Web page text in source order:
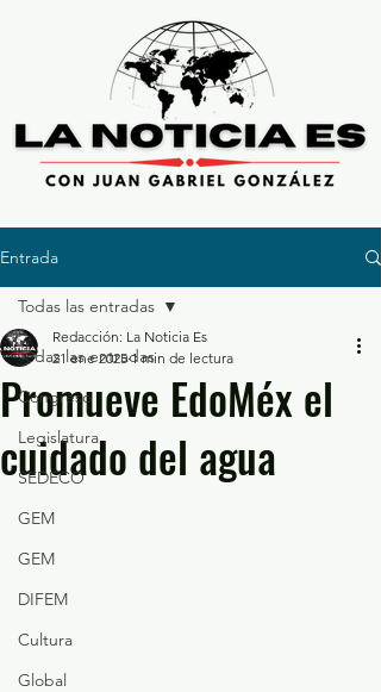
Entrada
Todas las entradas
Congreso
Legislatura
SEDECO
GEM
GEM
DIFEM
Cultura
Global
Todas las entradas
Promueve EdoMéx el
cuidado del agua
Redacción: La Noticia Es
21 ene 2025 1 min de lectura